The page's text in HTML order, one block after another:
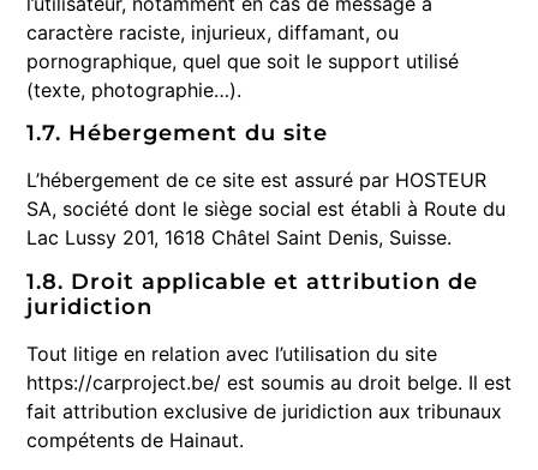
caractère raciste, injurieux, diffamant, ou
pornographique, quel que soit le support utilisé
(texte, photographie…).
1.7. Hébergement du site
L’hébergement de ce site est assuré par HOSTEUR
SA, société dont le siège social est établi à Route du
Lac Lussy 201, 1618 Châtel Saint Denis, Suisse.
1.8. Droit applicable et attribution de
juridiction
Tout litige en relation avec l’utilisation du site
https://carproject.be/ est soumis au droit belge. Il est
fait attribution exclusive de juridiction aux tribunaux
compétents de Hainaut.